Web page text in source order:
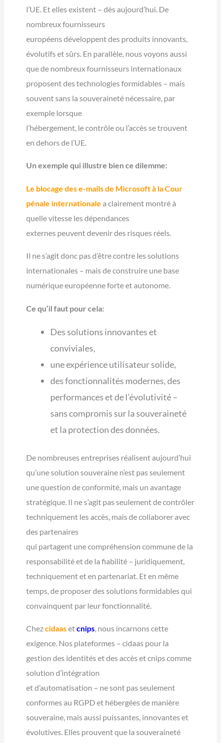
l’UE. Et elles existent – dès aujourd’hui. De
nombreux fournisseurs
européens développent des produits innovants,
évolutifs et sûrs. En parallèle, nous voyons aussi
que de nombreux fournisseurs internationaux
proposent des technologies formidables – mais
souvent sans la souveraineté nécessaire, par
exemple lorsque
l’hébergement, le contrôle ou l’accès se trouvent
en dehors de l’UE.
Un exemple qui illustre bien ce dilemme:
Le blocage des e-mails de Microsoft à la Cour
pénale internationale a clairement montré à
quelle vitesse les dépendances
externes peuvent devenir des risques réels.
Il ne s’agit donc pas d’être contre les solutions
internationales – mais de construire une base
numérique européenne forte et autonome.
Ce qu’il faut pour cela:
Des solutions innovantes et
conviviales,
une expérience utilisateur solide,
des fonctionnalités modernes, des
performances et de l’évolutivité –
sans compromis sur la souveraineté
et la protection des données.
De nombreuses entreprises réalisent aujourd’hui
qu’une solution souveraine n’est pas seulement
une question de conformité, mais un avantage
stratégique. Il ne s’agit pas seulement de contrôler
techniquement les accès, mais de collaborer avec
des partenaires
qui partagent une compréhension commune de la
responsabilité et de la fiabilité – juridiquement,
techniquement et en partenariat. Et en même
temps, de proposer des solutions formidables qui
convainquent par leur fonctionnalité.
Chezcidaasetcnips, nous incarnons cette
exigence. Nos plateformes – cidaas pour la
gestion des identités et des accès et cnips comme
solution d’intégration
et d’automatisation – ne sont pas seulement
conformes au RGPD et hébergées de manière
souveraine, mais aussi puissantes, innovantes et
évolutives. Elles prouvent que la souveraineté